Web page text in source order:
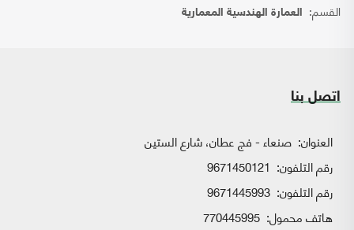
القسم: العمارة الهندسية المعمارية
اتصل بنا
العنوان: صنعاء - فج عطان، شارع الستين
رقم التلفون: 9671450121
رقم التلفون: 9671445993
هاتف محمول: 770445995